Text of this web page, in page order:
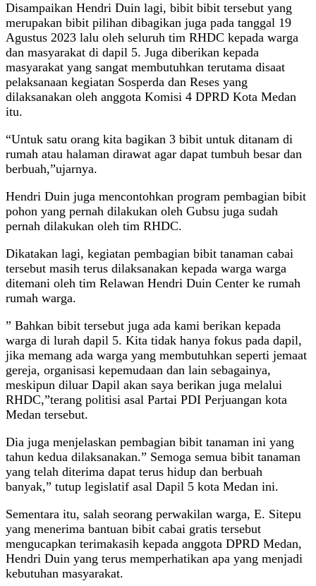
Disampaikan Hendri Duin lagi, bibit bibit tersebut yang
merupakan bibit pilihan dibagikan juga pada tanggal 19
Agustus 2023 lalu oleh seluruh tim RHDC kepada warga
dan masyarakat di dapil 5. Juga diberikan kepada
masyarakat yang sangat membutuhkan terutama disaat
pelaksanaan kegiatan Sosperda dan Reses yang
dilaksanakan oleh anggota Komisi 4 DPRD Kota Medan
itu.
“Untuk satu orang kita bagikan 3 bibit untuk ditanam di
rumah atau halaman dirawat agar dapat tumbuh besar dan
berbuah,”ujarnya.
Hendri Duin juga mencontohkan program pembagian bibit
pohon yang pernah dilakukan oleh Gubsu juga sudah
pernah dilakukan oleh tim RHDC.
Dikatakan lagi, kegiatan pembagian bibit tanaman cabai
tersebut masih terus dilaksanakan kepada warga warga
ditemani oleh tim Relawan Hendri Duin Center ke rumah
rumah warga.
” Bahkan bibit tersebut juga ada kami berikan kepada
warga di lurah dapil 5. Kita tidak hanya fokus pada dapil,
jika memang ada warga yang membutuhkan seperti jemaat
gereja, organisasi kepemudaan dan lain sebagainya,
meskipun diluar Dapil akan saya berikan juga melalui
RHDC,”terang politisi asal Partai PDI Perjuangan kota
Medan tersebut.
Dia juga menjelaskan pembagian bibit tanaman ini yang
tahun kedua dilaksanakan.” Semoga semua bibit tanaman
yang telah diterima dapat terus hidup dan berbuah
banyak,” tutup legislatif asal Dapil 5 kota Medan ini.
Sementara itu, salah seorang perwakilan warga, E. Sitepu
yang menerima bantuan bibit cabai gratis tersebut
mengucapkan terimakasih kepada anggota DPRD Medan,
Hendri Duin yang terus memperhatikan apa yang menjadi
kebutuhan masyarakat.